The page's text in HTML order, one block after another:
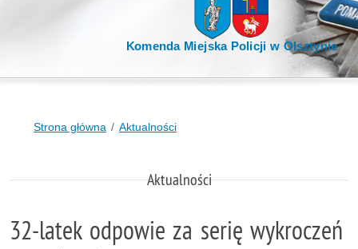
Komenda Miejska Policji w Olsztynie
Strona główna Aktualności
Aktualności
32-latek odpowie za serię wykroczeń